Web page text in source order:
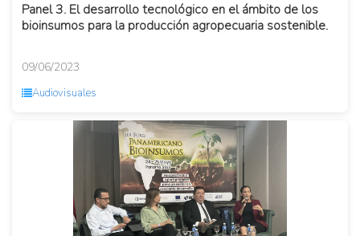
Panel 3. El desarrollo tecnológico en el ámbito de los
bioinsumos para la producción agropecuaria sostenible.
09/06/2023
Audiovisuales